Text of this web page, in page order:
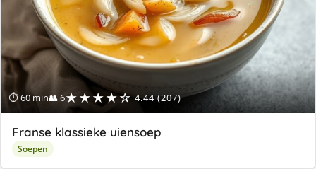
⏱ 60 min👥 6★★★★☆ 4.44 (207)
Franse klassieke uiensoep
Soepen